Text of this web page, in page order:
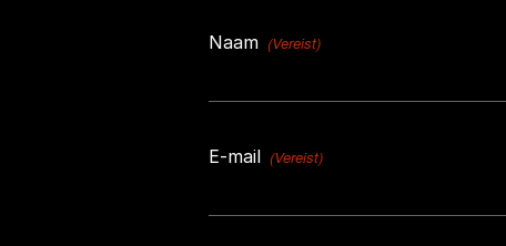
Naam (Vereist)
E-mail (Vereist)